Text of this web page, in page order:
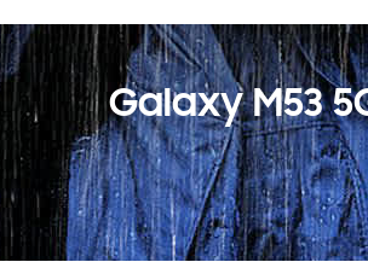
Galaxy M53